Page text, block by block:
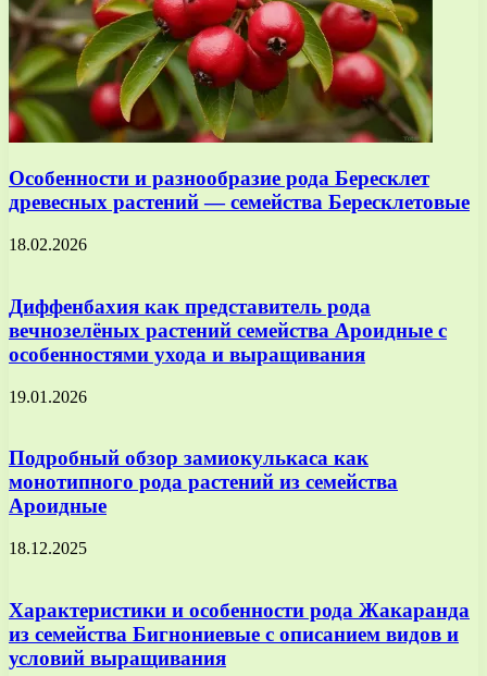
Особенности и разнообразие рода Бересклет
древесных растений — семейства Бересклетовые
18.02.2026
Диффенбахия как представитель рода
вечнозелёных растений семейства Ароидные с
особенностями ухода и выращивания
19.01.2026
Подробный обзор замиокулькаса как
монотипного рода растений из семейства
Ароидные
18.12.2025
Характеристики и особенности рода Жакаранда
из семейства Бигнониевые с описанием видов и
условий выращивания